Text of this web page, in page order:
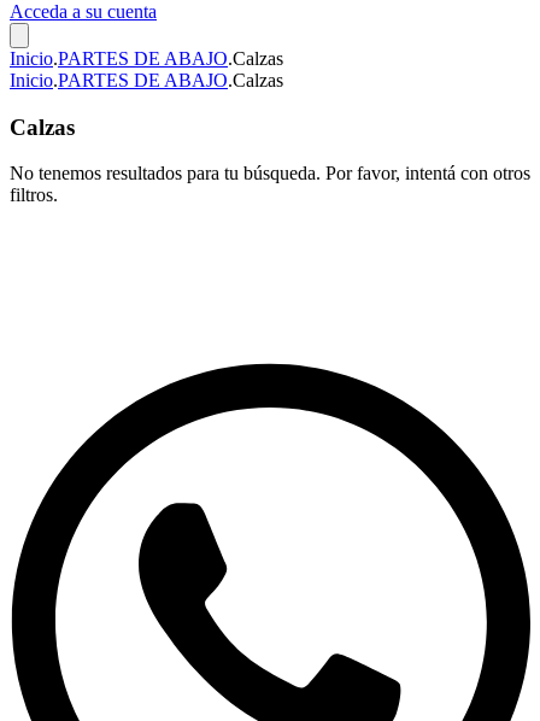
Acceda a su cuenta
Inicio.PARTES DE ABAJO.Calzas
Inicio.PARTES DE ABAJO.Calzas
Calzas
No tenemos resultados para tu búsqueda. Por favor, intentá con otros
filtros.